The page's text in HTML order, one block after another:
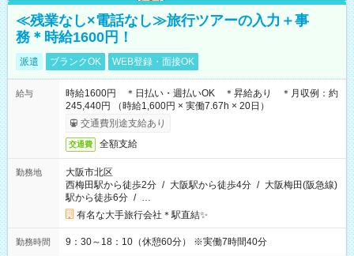
≪残業なし×電話なし≫旅行ツアーの入力＋事
務＊時給1600円！
派遣 ブランクOK WEB登録・面接OK
給与
時給1600円 ＊日払い・週払いOK ＊昇給あり ＊月収例：約
245,440円 （時給1,600円 × 実働7.67h × 20日）
交通費別途支給あり
交通費 全額支給
勤務地
大阪市北区
西梅田駅から徒歩2分 / 大阪駅から徒歩4分 / 大阪梅田(阪急線)
駅から徒歩6分 / …
有名な大手旅行会社＊駅直結✨
勤務時間 9：30～18：10（休憩60分） ※実働7時間40分